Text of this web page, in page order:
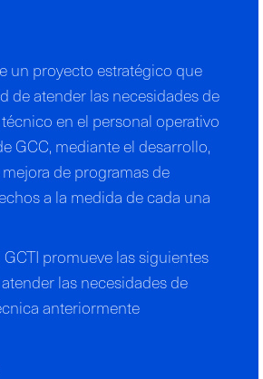
un proyecto estratégico que
de atender las necesidades de
en el personal operativo
GCC, mediante el desarrollo,
de programas de
a la medida de cada una
promueve las siguientes
las necesidades de
anteriormente